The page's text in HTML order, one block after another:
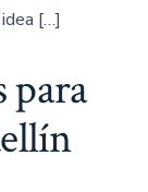
[…]
para